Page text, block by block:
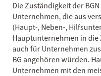
Die Zuständigkeit der
Unternehmen, die aus
(Haupt-, Neben-,
Hauptunternehmen in die
auch für Unternehmen
BG angehören würden.
Unternehmen mit den